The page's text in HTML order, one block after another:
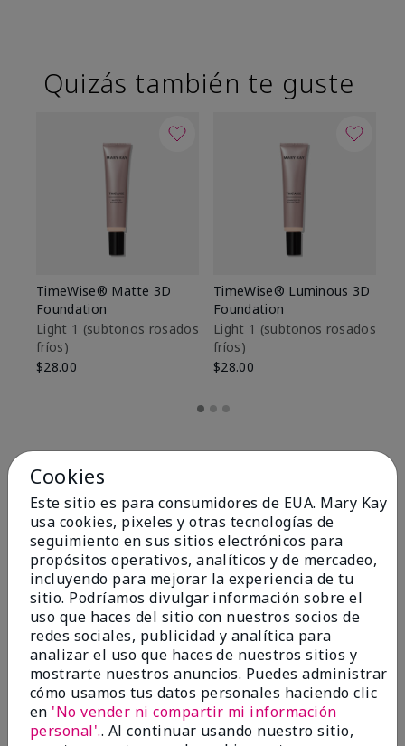
Quizás también te guste
TimeWise® Matte 3D
Foundation
Light 1​ (subtonos rosados
fríos)
$28.00
TimeWise® Luminous 3D
Foundation
Light 1​ (subtonos rosados
fríos)
$28.00
OPINIONES
4.8
Cookies
Este sitio es para consumidores de EUA. Mary Kay
usa cookies, pixeles y otras tecnologías de
seguimiento en sus sitios electrónicos para
propósitos operativos, analíticos y de mercadeo,
incluyendo para mejorar la experiencia de tu
sitio. Podríamos divulgar información sobre el
uso que haces del sitio con nuestros socios de
redes sociales, publicidad y analítica para
analizar el uso que haces de nuestros sitios y
mostrarte nuestros anuncios. Puedes administrar
cómo usamos tus datos personales haciendo clic
en 'No vender ni compartir mi información
personal'.. Al continuar usando nuestro sitio,